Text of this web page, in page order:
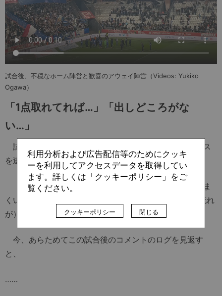
試合後、不穏なホーム陣営と歓喜のアウェイ陣営（Videos: Yukiko
Ogawa）
「1点取れてれば…」「出しどころがな
い…」
試合後、誰よりも残念がっていたのは、惜しいチャンス
を逃した伊東だった。
「後半はわりと良かった。良い攻撃ができていて、うま
くいっていた感じだったんですけど。1点取れてれば（流れ
が）変わってたんで、それは俺のミスだったかな……と」
今、あらためてこの試合後のコメントのログを見返す
と、
……
利用分析および広告配信等のためにクッキ
ーを利用してアクセスデータを取得してい
ます。詳しくは「クッキーポリシー」をご
覧ください。
クッキーポリシー 閉じる